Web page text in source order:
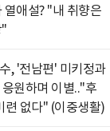
열애설? "내 취향은
, '전남편' 미키정과
원하며 이별.."후
련 없다" (이중생활)